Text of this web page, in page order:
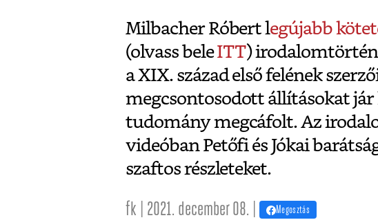
Milbacher Róbert legújabb
(olvass beleITT)
a XIX. század első felének
megcsontosodott állításokat jár
tudomány megcáfolt. Az
videóban Petőfi és Jókai
szaftos részleteket.
fk | 2021. december 08. | Megosztás